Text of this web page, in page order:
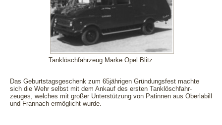
Tanklöschfahrzeug Marke Opel Blitz
Das Geburtstagsgeschenk zum 65jährigen Gründungsfest machte
sich die Wehr selbst mit dem Ankauf des ersten Tanklöschfahr-
zeuges, welches mit großer Unterstützung von Patinnen aus Oberlabill
und Frannach ermöglicht wurde.